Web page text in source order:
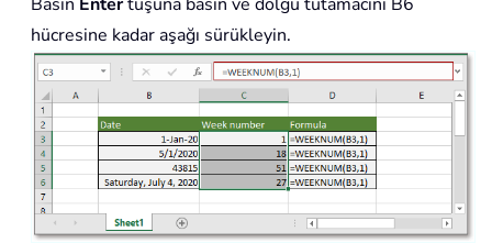
hücresine kadar aşağı sürükleyin.